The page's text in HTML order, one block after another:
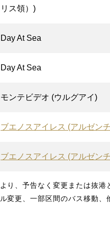
リス領）)
Day At Sea
Day At Sea
モンテビデオ (ウルグアイ)
ブエノスアイレス (アルゼン
ブエノスアイレス (アルゼン
、予告なく変更または抜港
更、一部区間のバス移動、